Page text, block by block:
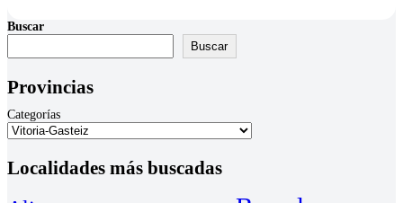
Buscar
Buscar
Provincias
Categorías
Localidades más buscadas